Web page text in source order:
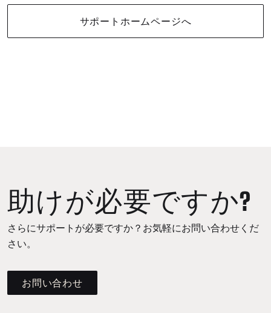
サポートホームページへ
助けが必要ですか?
さらにサポートが必要ですか？お気軽にお問い合わせくだ
さい。
お問い合わせ